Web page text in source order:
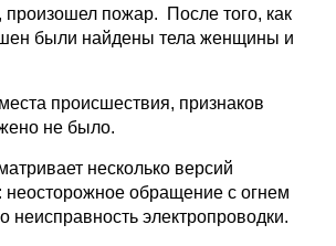
произошел пожар. После того, как
были найдены тела женщины и
происшествия, признаков
не было.
несколько версий
обращение с огнем
неисправность электропроводки.